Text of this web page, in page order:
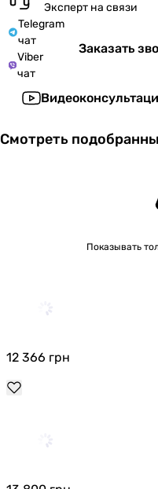
Эксперт на связи
Telegram
чат
Viber
чат
Заказать
Смотреть
Показывать
12 366 грн